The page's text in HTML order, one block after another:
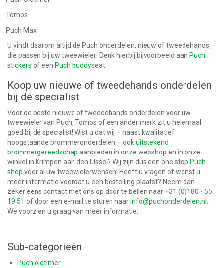
Tomos
Puch Maxi
U vindt daarom altijd de Puch onderdelen, nieuw of tweedehands,
die passen bij uw tweewieler! Denk hierbij bijvoorbeeld aan Puch
stickers of een Puch buddyseat
Koop uw nieuwe of tweedehands onderdelen
bij dé specialist
Voor de beste nieuwe of tweedehands onderdelen voor uw
tweewieler van Puch, Tomos of een ander merk zit u helemaal
goed bij dé specialist! Wist u dat wij – naast kwalitatief
hoogstaande brommeronderdelen – ookuitstekend
brommergereedschap aanbieden in onze webshop en in onze
winkel in Krimpen aan den IJssel? Wij zijn dus een one stop Puch
shop voor al uw tweewielerwensen! Heeft u vragen of wenst u
meer informatie voordat u een bestelling plaatst? Neem dan
zeker eens contact met ons op door te bellen naar +31 (0)180 - 55
19 51 of door een e-mail te sturen naarinfo@puchonderdelen.nl
We voorzien u graag van meer informatie.
Sub-categorieën
Puch oldtimer